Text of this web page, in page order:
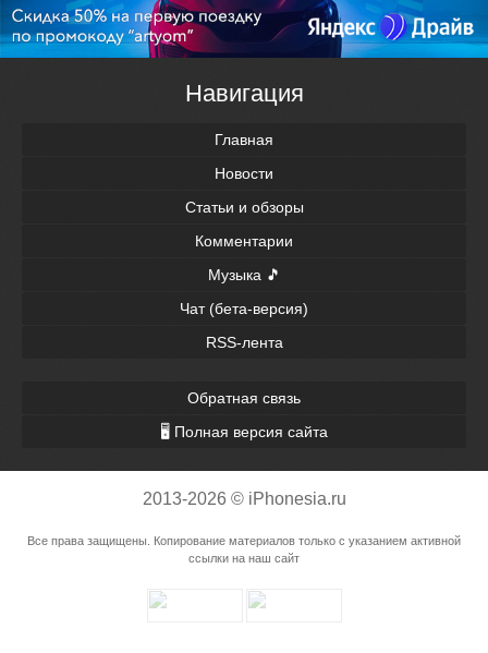
Навигация
Главная
Новости
Статьи и обзоры
Комментарии
Музыка 🎵
Чат (бета-версия)
RSS-лента
Обратная связь
🖥 Полная версия сайта
2013-2026 © iPhonesia.ru
Все права защищены. Копирование материалов только с указанием активной
ссылки на наш сайт